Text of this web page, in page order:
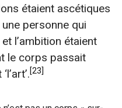
étaient ascétiques
personne qui
l’ambition étaient
le corps passait
[23]